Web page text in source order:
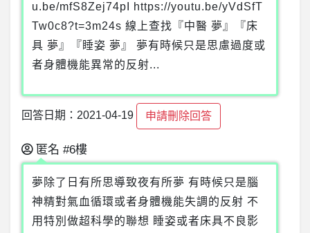
u.be/mfS8Zej74pI https://youtu.be/yVdSfT
Tw0c8?t=3m24s 線上查找『中醫 夢』『床
具 夢』『睡姿 夢』 夢有時候只是思慮過度或
者身體機能異常的反射...
回答日期：2021-04-19 申請刪除回答
匿名 #6樓
夢除了日有所思導致夜有所夢 有時候只是腦
神精對氣血循環或者身體機能失調的反射 不
用特別做超科學的聯想 睡姿或者床具不良影